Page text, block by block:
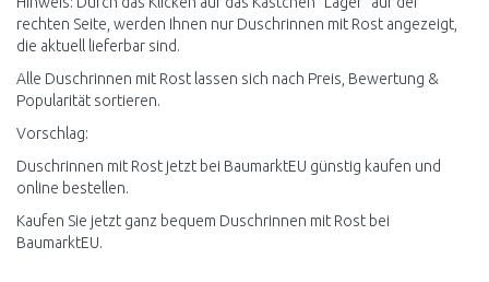
rechten Seite, werden Ihnen nur Duschrinnen mit Rost angezeigt,
die aktuell lieferbar sind.
Alle Duschrinnen mit Rost lassen sich nach Preis, Bewertung &
Popularität sortieren.
Vorschlag:
Duschrinnen mit Rost jetzt bei BaumarktEU günstig kaufen und
online bestellen.
Kaufen Sie jetzt ganz bequem Duschrinnen mit Rost bei
BaumarktEU.